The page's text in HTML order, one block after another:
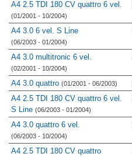
A4 2.5 TDI 180 CV quattro 6 vel.
(01/2001 - 10/2004)
A4 3.0 6 vel. S Line
(06/2003 - 01/2004)
A4 3.0 multitronic 6 vel.
(02/2001 - 10/2004)
A4 3.0 quattro (01/2001 - 06/2003)
A4 2.5 TDI 180 CV quattro 6 vel.
S Line (06/2003 - 01/2004)
A4 3.0 quattro 6 vel.
(06/2003 - 10/2004)
A4 2.5 TDI 180 CV quattro